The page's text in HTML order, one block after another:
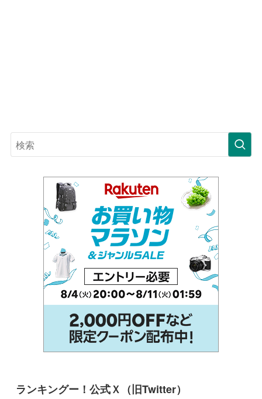
ランキングー！公式Ｘ（旧Twitter）